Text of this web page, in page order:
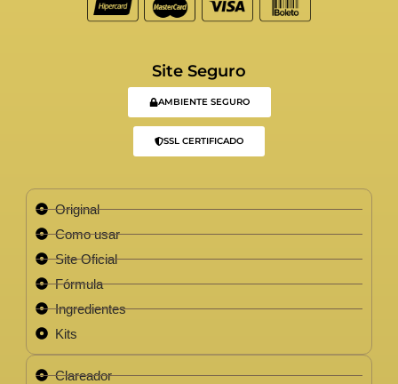
Site Seguro
AMBIENTE SEGURO
SSL CERTIFICADO
Original
Como usar
Site Oficial
Fórmula
Ingredientes
Kits
Clareador